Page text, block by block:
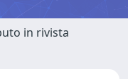
in rivista